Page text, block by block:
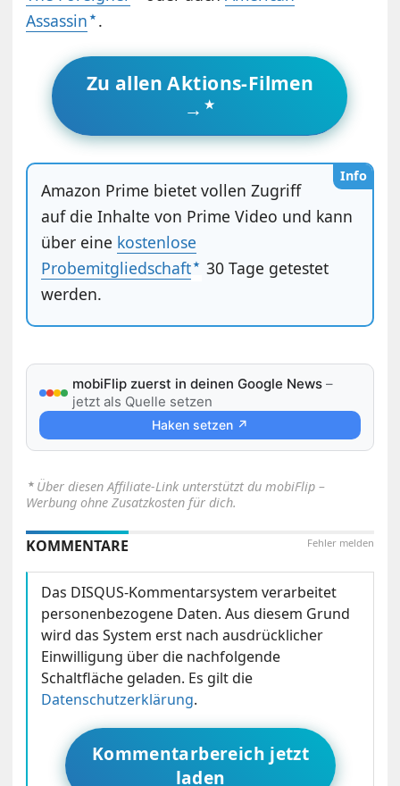
Assassin .
Zu allen Aktions-Filmen
→
Info
Amazon Prime bietet vollen Zugriff
auf die Inhalte von Prime Video und kann
über eine kostenlose
Probemitgliedschaft
30 Tage getestet
werden.
mobiFlip zuerst in deinen Google News –
jetzt als Quelle setzen
Haken setzen ↗
⋆ Über diesen Affiliate-Link unterstützt du mobiFlip –
Werbung ohne Zusatzkosten für dich.
Fehler melden
KOMMENTARE
Das DISQUS-Kommentarsystem verarbeitet
personenbezogene Daten. Aus diesem Grund
wird das System erst nach ausdrücklicher
Einwilligung über die nachfolgende
Schaltfläche geladen. Es gilt die
Datenschutzerklärung.
Kommentarbereich jetzt
laden